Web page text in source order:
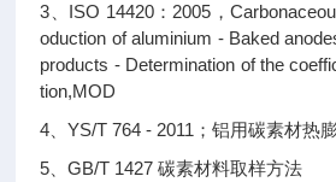
3、ISO 14420：2005，
oduction of aluminium - Baked
products - Determination of the
tion,MOD
4、YS/T 764 - 2011；铝用碳素材热
5、GB/T 1427 碳素材料取样方法